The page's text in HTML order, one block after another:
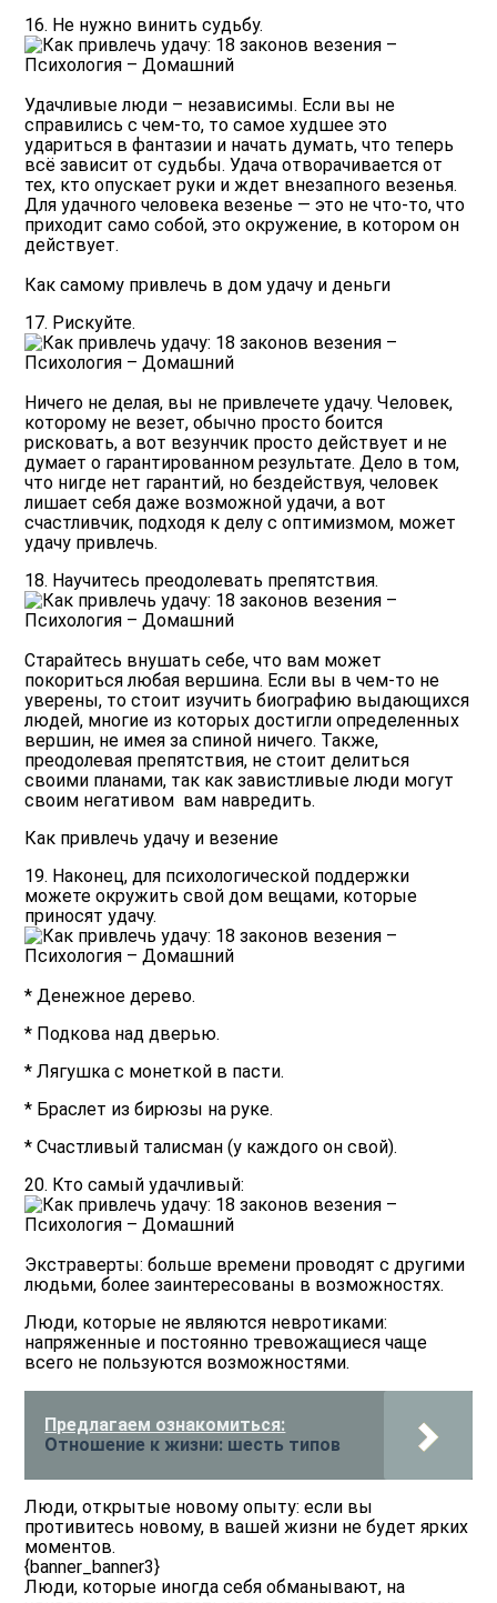
16. Не нужно винить судьбу.
Удачливые люди – независимы. Если вы не
справились с чем-то, то самое худшее это
удариться в фантазии и начать думать, что теперь
всё зависит от судьбы. Удача отворачивается от
тех, кто опускает руки и ждет внезапного везенья.
Для удачного человека везенье — это не что-то, что
приходит само собой, это окружение, в котором он
действует.
Как самому привлечь в дом удачу и деньги
17. Рискуйте.
Ничего не делая, вы не привлечете удачу. Человек,
которому не везет, обычно просто боится
рисковать, а вот везунчик просто действует и не
думает о гарантированном результате. Дело в том,
что нигде нет гарантий, но бездействуя, человек
лишает себя даже возможной удачи, а вот
счастливчик, подходя к делу с оптимизмом, может
удачу привлечь.
18. Научитесь преодолевать препятствия.
Старайтесь внушать себе, что вам может
покориться любая вершина. Если вы в чем-то не
уверены, то стоит изучить биографию выдающихся
людей, многие из которых достигли определенных
вершин, не имея за спиной ничего. Также,
преодолевая препятствия, не стоит делиться
своими планами, так как завистливые люди могут
своим негативом вам навредить.
Как привлечь удачу и везение
19. Наконец, для психологической поддержки
можете окружить свой дом вещами, которые
приносят удачу.
* Денежное дерево.
* Подкова над дверью.
* Лягушка с монеткой в пасти.
* Браслет из бирюзы на руке.
* Счастливый талисман (у каждого он свой).
20. Кто самый удачливый:
Экстраверты: больше времени проводят с другими
людьми, более заинтересованы в возможностях.
Люди, которые не являются невротиками:
напряженные и постоянно тревожащиеся чаще
всего не пользуются возможностями.
Предлагаем ознакомиться:
Отношение к жизни: шесть типов
Люди, открытые новому опыту: если вы
противитесь новому, в вашей жизни не будет ярких
моментов.
{banner_banner3}
Люди, которые иногда себя обманывают, на